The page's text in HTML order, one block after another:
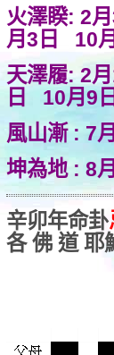
火澤睽: 2
月3日
天澤履: 2
日 10月9
風山漸 : 7
坤為地 :
辛卯年命卦
各 佛 道